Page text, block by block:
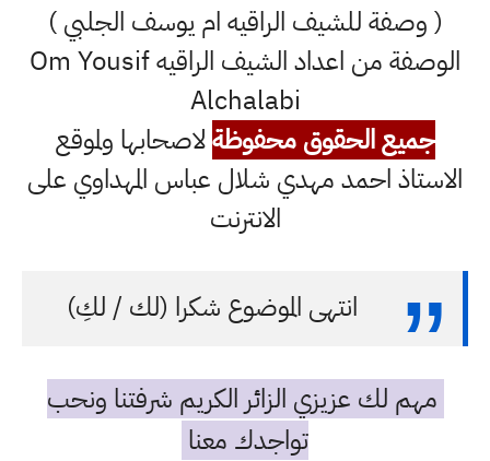
( وصفة للشيف الراقيه ام يوسف الجلبي )
الوصفة من اعداد الشيف الراقيه Om Yousif
Alchalabi
جميع الحقوق محفوظةلاصحابها ولموقع
الاستاذ احمد مهدي شلال عباس المهداوي على
الانترنت
انتهى الموضوع شكرا (لك / لكِ)
مهم لك عزيزي الزائر الكريم شرفتنا ونحب
تواجدك معنا